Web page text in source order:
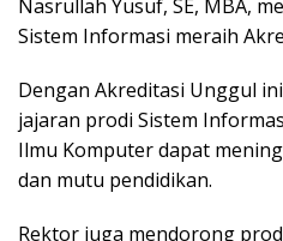
Nasrullah Yusuf, SE, MBA,
Sistem Informasi meraih
Dengan Akreditasi Unggul
jajaran prodi Sistem
Ilmu Komputer dapat
dan mutu pendidikan.
Rektor juga mendorong